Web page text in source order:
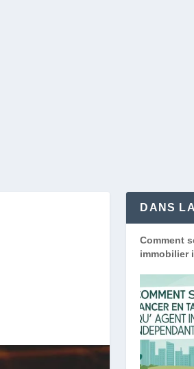
DANS
Comment
immobilier